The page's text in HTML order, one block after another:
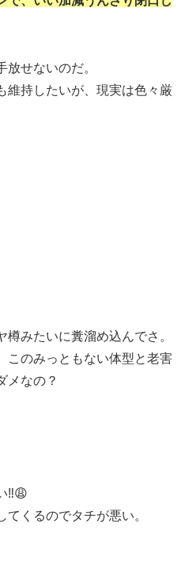
放せないのだ。
維持したいが、現実は色々厳
みたいに糞溜め込んでさ。
このみっともない体型と老害
メなの？
‼️😩
くるのでタチが悪い。